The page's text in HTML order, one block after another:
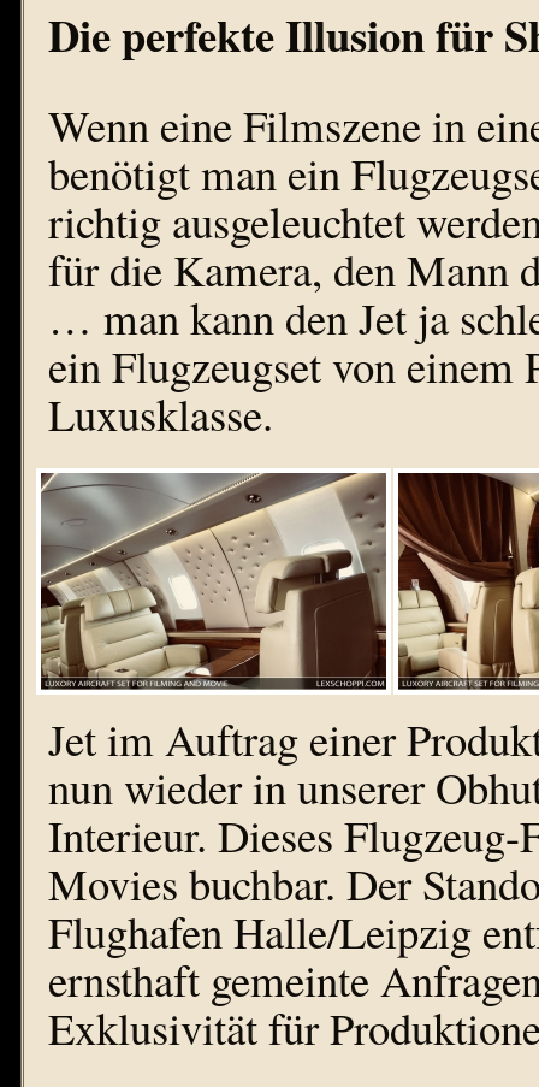
Die perfekte Illusion für
Wenn eine Filmszene in
benötigt man ein
richtig ausgeleuchtet
für die Kamera, den Mann
… man kann den Jet ja
ein Flugzeugset von
Luxusklasse.
Jet im Auftrag einer
nun wieder in unserer
Interieur. Dieses
Movies buchbar. Der
Flughafen Halle/Leipzig
ernsthaft gemeinte
Exklusivität für